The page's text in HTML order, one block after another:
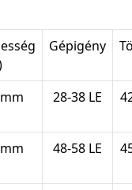
Gépigény
28-38 LE
48-58 LE